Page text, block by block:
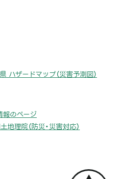
ハザードマップ（災害予測図）
報のページ
地理院（防災・災害対応）